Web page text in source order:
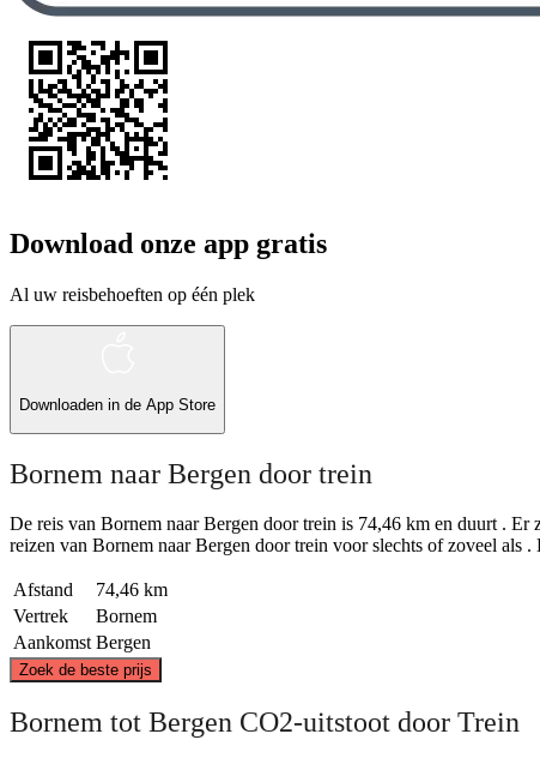
Download onze app gratis
Al uw reisbehoeften op één plek
Downloaden in de App Store
Bornem naar Bergen door trein
De reis van Bornem naar Bergen door trein is 74,46 km en duurt .
reizen van Bornem naar Bergen door trein voor slechts of zoveel als .
Afstand
74,46 km
Vertrek
Bornem
Aankomst Bergen
Zoek de beste prijs
Bornem tot Bergen CO2-uitstoot door Trein